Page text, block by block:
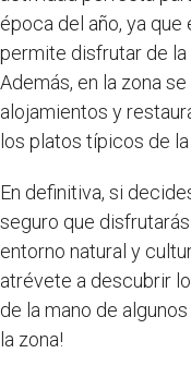
época del año, ya
permite disfrutar de la
Además, en la zona
alojamientos y
los platos típicos de
En definitiva, si
seguro que
entorno natural y
atrévete a descubrir
de la mano de
la zona!